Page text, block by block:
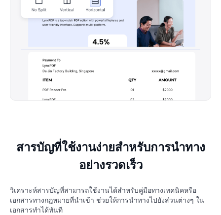
สารบัญที่ใช้งานง่ายสำหรับการนำทาง
อย่างรวดเร็ว
วิเคราะห์สารบัญที่สามารถใช้งานได้สำหรับคู่มือทางเทคนิคหรือ
เอกสารทางกฎหมายที่นำเข้า ช่วยให้การนำทางไปยังส่วนต่างๆ ใน
เอกสารทำได้ทันที